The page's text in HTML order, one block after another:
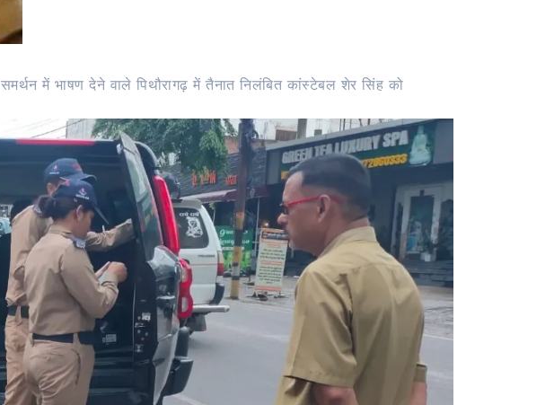
में भाषण देने वाले पिथौरागढ़ में तैनात निलंबित कांस्टेबल शेर सिंह को